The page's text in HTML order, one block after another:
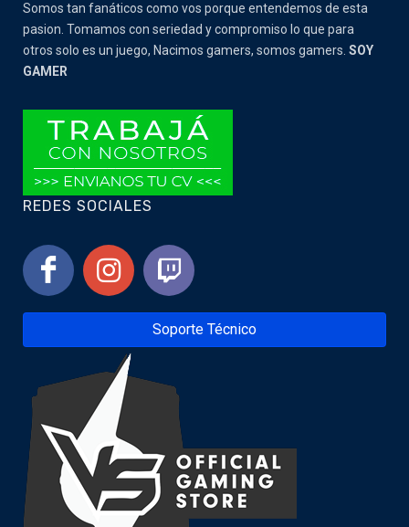
Somos tan fanáticos como vos porque entendemos de esta
pasion. Tomamos con seriedad y compromiso lo que para
otros solo es un juego, Nacimos gamers, somos gamers. SOY
GAMER
REDES SOCIALES
Soporte Técnico